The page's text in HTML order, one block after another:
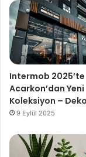
Intermob 2025’te
Acarkon’dan Yeni
Koleksiyon –
9 Eylül 2025